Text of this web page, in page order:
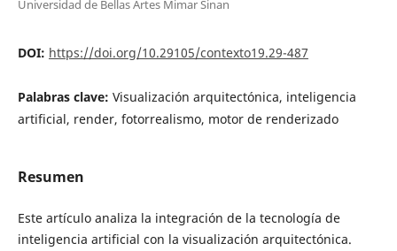
Universidad de Bellas Artes Mimar Sinan
DOI: https://doi.org/10.29105/contexto19.29-487
Palabras clave: Visualización arquitectónica, inteligencia
artificial, render, fotorrealismo, motor de renderizado
Resumen
Este artículo analiza la integración de la tecnología de
inteligencia artificial con la visualización arquitectónica.